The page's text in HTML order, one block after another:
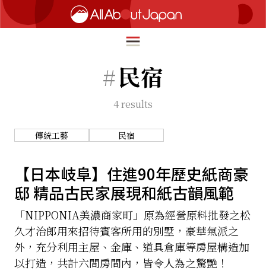
ภาษาไทย
한국어
日本語
深度旅遊
美食尋味
流行文化
創新趨勢
在地故事
#民宿
4results
傳統工藝 民宿
【日本岐阜】住進90年歷史紙商豪
邸 精品古民家展現和紙古韻風範
「NIPPONIA美濃商家町」原為經營原料批發之松
久才治郎用來招待賓客所用的別墅，豪華氣派之
外，充分利用主屋、金庫、道具倉庫等房屋構造加
以打造，共計六間房間內，皆令人為之驚艷！